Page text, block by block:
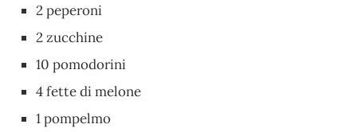
2 peperoni
2 zucchine
10 pomodorini
4 fette di melone
1 pompelmo